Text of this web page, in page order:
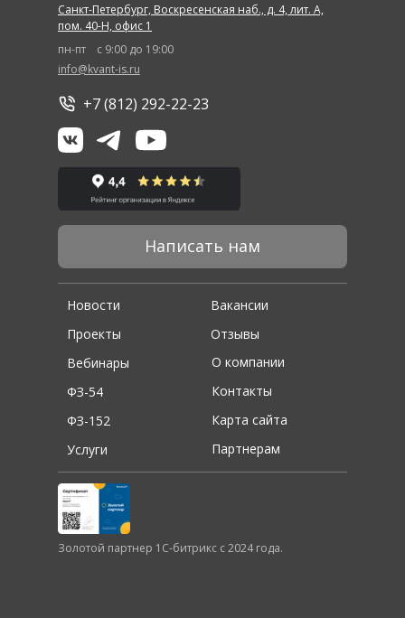
Новости
Проекты
Вебинары
ФЗ-54
ФЗ-152
Услуги
Вакансии
Отзывы
О компании
Контакты
Карта сайта
Партнерам
Золотой партнер 1С-битрикс с 2024 года.
+7 (812) 292-22-23
Санкт-Петербург, Воскресенская наб., д. 4, лит. А,
пом. 40-Н, офис 1
пн-пт
с 9:00 до 19:00
info@kvant-is.ru
Написать нам